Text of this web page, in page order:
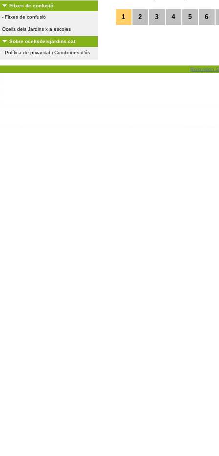
Fitxes de confusió
- Fitxes de confusió
Ocells dels Jardins x a escoles
Sobre ocellsdelsjardins.cat
- Política de privacitat i Condicions d'ús
1 2 3 4 5 6
Biolovision